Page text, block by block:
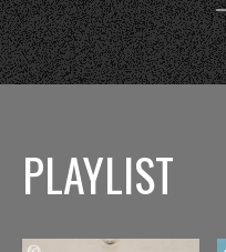
PLAYLIST